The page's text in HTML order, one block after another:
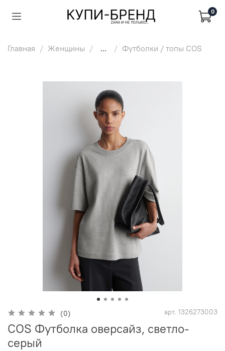
0
Главная Женщины ... Футболки / топы COS
(0) арт. 1326273003
COS Футболка оверсайз, светло-
серый